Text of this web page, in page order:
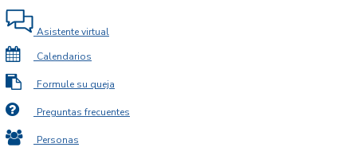
Asistente virtual
Calendarios
Formule su queja
Preguntas frecuentes
Personas